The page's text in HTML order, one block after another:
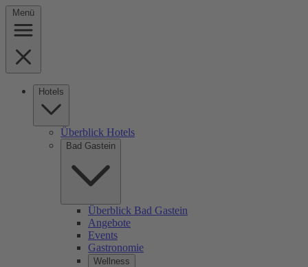
Menü
Hotels
Überblick Hotels
Bad Gastein
Überblick Bad Gastein
Angebote
Events
Gastronomie
Wellness